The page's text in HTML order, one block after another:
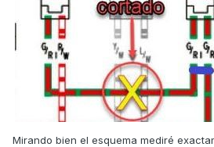
Con suerte no creo que tengas nada
que te toca unir ese cable y si no
luz.
Un saludo!
Mirando bien el esquema mediré